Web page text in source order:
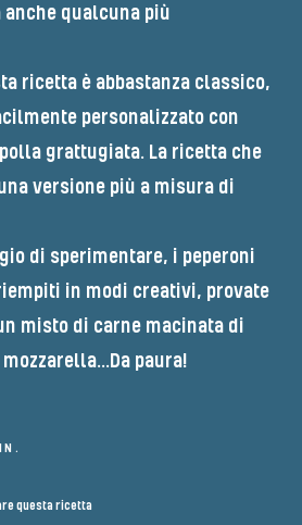
qualcuna più
ricetta è abbastanza classico,
personalizzato con
grattugiata. La ricetta che
versione più a misura di
di sperimentare, i peperoni
in modi creativi, provate
misto di carne macinata di
paura!
questa ricetta